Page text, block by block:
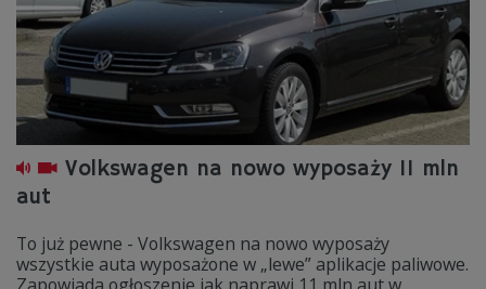
Volkswagen na nowo wyposaży 11 mln
aut
To już pewne - Volkswagen na nowo wyposaży
wszystkie auta wyposażone w „lewe” aplikacje paliwowe.